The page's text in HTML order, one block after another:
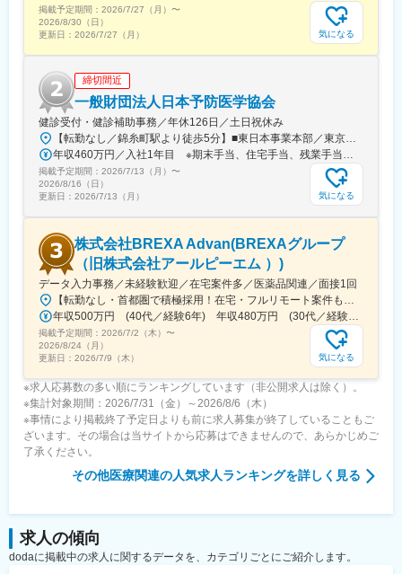
■主な業務内容
●臨床研究支援
・PM業務：研究計画作成支援、リクルーティング、オペレーショ
ン設計・実行、問い合わせ対応、データ管理、解析計画、解析実
行
●PSG解析AI／解析クラウド導入支援
・マーケティング計画に基づく導入提案（問い合わせ対応中心）
・テストデータでの精度検証・チューニング、顧客QA
・クロージング、契約書締結、請求管理
●マネージャー候補として
変更の範囲：会社の定める業務
掲載予定期間： 2026/7/27（月） 〜
2026/8/30（日）
更新日： 2026/7/27（月） 気になる
締切間近
一般財団法人日本予防医学協会
健診受付・健診補助事務／年休126日／土日祝休み
【転勤なし／錦糸町駅より徒歩5分】■東日本事業本部／東京都江東区毛利1-19-10 江間忠錦糸町ビル＜アクセス＞JR総武線（快速）、総武線（各駅停車）「錦糸町駅」南口より徒歩5分東京メトロ半蔵門線「錦糸町駅」B1出口より徒歩5分東京メトロ半蔵門線／都営新宿線「住吉駅」B2出口より徒歩5分※受動喫煙対策あり（オフィス内禁煙）
年収460万円／入社1年目 ※期末手当、住宅手当、残業手当（月10時間分）含む
掲載予定期間： 2026/7/13（月） 〜
2026/8/16（日）
更新日： 2026/7/13（月） 気になる
株式会社BREXA Advan(BREXAグループ
（旧株式会社アールピーエム ）)
データ入力事務／未経験歓迎／在宅案件多／医薬品関連／面接1回
【転勤なし・首都圏で積極採用！在宅・フルリモート案件も有り！大手・優良企業が中心♪】■本社／大阪市淀川区宮原3-5-36 新大阪トラストタワー19F変更の範囲、上記を除く当社関連勤務地◆プロジェクト先例東京23区内、横浜、大宮、千葉、その他＜配属先最寄り駅の一例＞飯田橋／日本橋／浜松町／信濃町／四ツ谷／池袋／蒲田 など※過去の配属先は勤務地一覧に記載◆POINT！#大手企業など約300社の取引先あり！（製薬メーカー、製薬関連企業、化粧品関連企業、臨床研究センターなど）#最寄り駅から徒歩5～10分圏内の通いやすいオフィス＃在宅勤務・在宅プロジェクト多数＃定時退社基本＆土日祝休み＃安定性抜群の医療業界で事務として活躍＃未経験入社8割×研修センターで手厚くフォロー＃産育休の取得実績100％#転居を伴う転勤なし※受動喫煙対策：オフィス内禁煙
年収500万円 (40代／経験6年) 年収480万円 (30代／経験4年)
掲載予定期間： 2026/7/2（木） 〜
2026/8/24（月）
更新日： 2026/7/9（木） 気になる
※求人応募数の多い順にランキングしています（非公開求人は除く）。
※集計対象期間：2026/7/31（金）～2026/8/6（木）
※事情により掲載終了予定日よりも前に求人募集が終了していることもご
ざいます。その場合は当サイトから応募はできませんので、あらかじめご
了承ください。
その他医療関連の人気求人ランキングを詳しく見る
求人の傾向
dodaに掲載中の求人に関するデータを、カテゴリごとにご紹介します。